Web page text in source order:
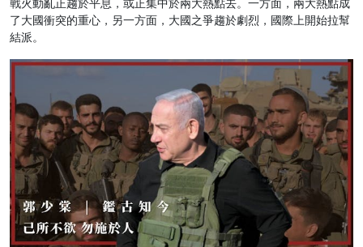
戰火動亂正趨於平息，或正集中於兩大熱點去。一方面，兩大熱點成
了大國衝突的重心，另一方面，大國之爭趨於劇烈，國際上開始拉幫
結派。